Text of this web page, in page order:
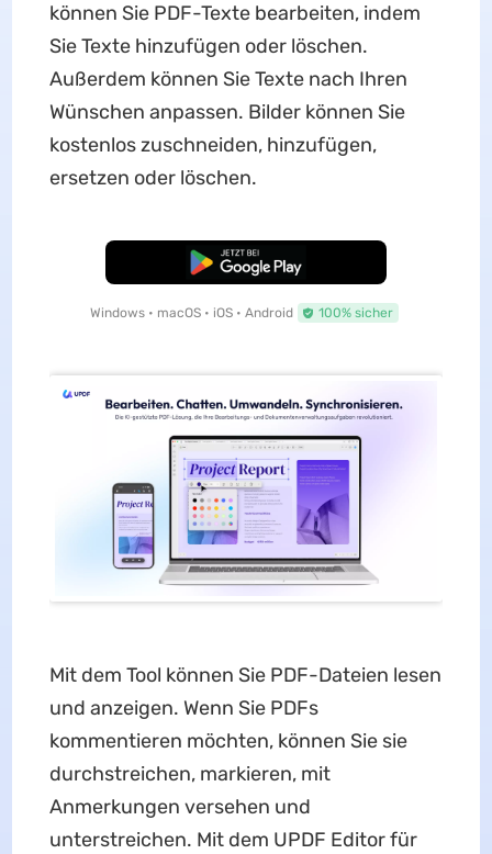
können Sie PDF-Texte bearbeiten, indem
Sie Texte hinzufügen oder löschen.
Außerdem können Sie Texte nach Ihren
Wünschen anpassen. Bilder können Sie
kostenlos zuschneiden, hinzufügen,
ersetzen oder löschen.
Kostenloser Download
Windows • macOS • iOS • Android 100% sicher
Mit dem Tool können Sie PDF-Dateien lesen
und anzeigen. Wenn Sie PDFs
kommentieren möchten, können Sie sie
durchstreichen, markieren, mit
Anmerkungen versehen und
unterstreichen. Mit dem UPDF Editor für